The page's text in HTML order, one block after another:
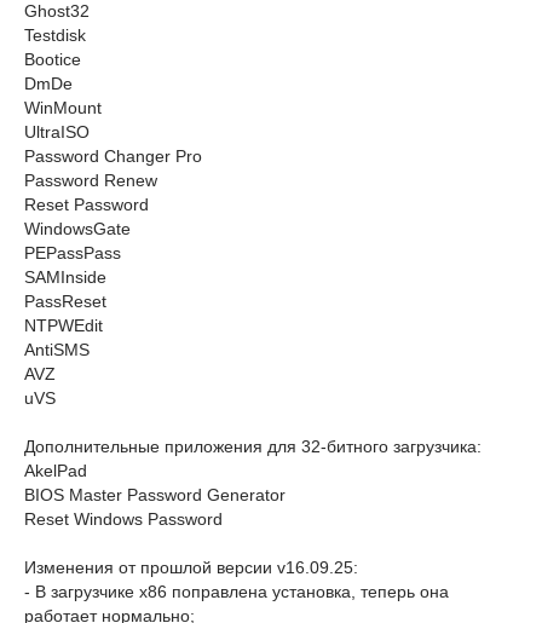
Ghost32
Testdisk
Bootice
DmDe
WinMount
UltraISO
Password Changer Pro
Password Renew
Reset Password
WindowsGate
PEPassPass
SAMInside
PassReset
NTPWEdit
AntiSMS
AVZ
uVS
Дополнительные приложения для 32-битного загрузчика:
AkelPad
BIOS Master Password Generator
Reset Windows Password
Изменения от прошлой версии v16.09.25:
- В загрузчике x86 поправлена установка, теперь она
работает нормально;